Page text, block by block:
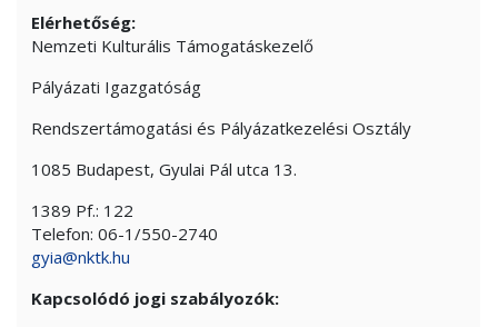
Elérhetőség:
Nemzeti Kulturális Támogatáskezelő
Pályázati Igazgatóság
Rendszertámogatási és Pályázatkezelési Osztály
1085 Budapest, Gyulai Pál utca 13.
1389 Pf.: 122
Telefon: 06-1/550-2740
gyia@nktk.hu
Kapcsolódó jogi szabályozók: